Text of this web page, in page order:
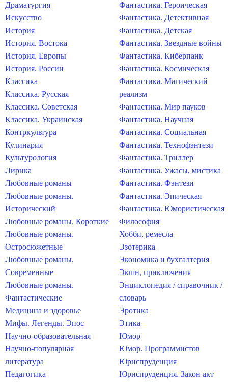
Драматургия
Искусство
История
История. Востока
История. Европы
История. России
Классика
Классика. Русская
Классика. Советская
Классика. Украинская
Контркультура
Кулинария
Культурология
Лирика
Любовные романы
Любовные романы.
Исторический
Любовные романы. Короткие
Любовные романы.
Остросюжетные
Любовные романы.
Современные
Любовные романы.
Фантастические
Медицина и здоровье
Мифы. Легенды. Эпос
Научно-образовательная
Научно-популярная
литература
Педагогика
Фантастика. Героическая
Фантастика. Детективная
Фантастика. Детская
Фантастика. Звездные войны
Фантастика. Киберпанк
Фантастика. Космическая
Фантастика. Магический
реализм
Фантастика. Мир пауков
Фантастика. Научная
Фантастика. Социальная
Фантастика. Технофэнтези
Фантастика. Триллер
Фантастика. Ужасы, мистика
Фантастика. Фэнтези
Фантастика. Эпическая
Фантастика. Юмористическая
Философия
Хобби, ремесла
Эзотерика
Экономика и бухгалтерия
Экшн, приключения
Энциклопедия / справочник /
словарь
Эротика
Этика
Юмор
Юмор. Программистов
Юриспруденция
Юриспруденция. Закон акт